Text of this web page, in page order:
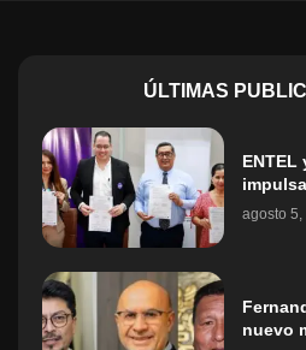
ÚLTIMAS
ENTEL
agosto 5,
nuevo